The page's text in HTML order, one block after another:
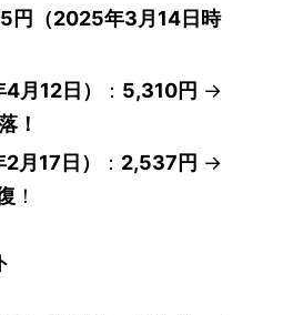
円（2025年3月14日時
月12日）
： 5,310円 →
！
月17日）
： 2,537円 →
！